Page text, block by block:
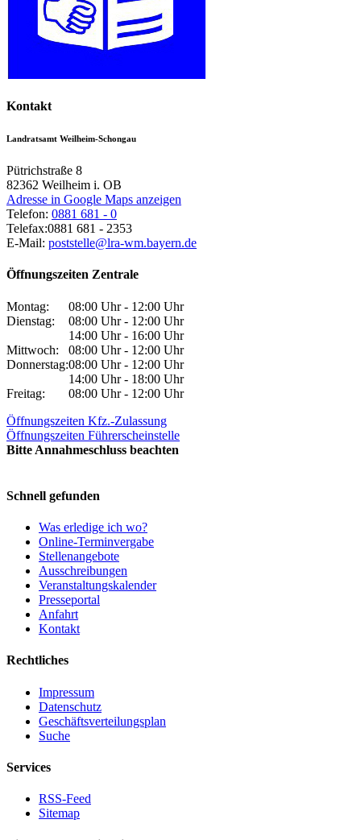
Kontakt
Landratsamt Weilheim-Schongau
Pütrichstraße 8
82362 Weilheim i. OB
Adresse in Google Maps anzeigen
Telefon: 0881 681 - 0
Telefax:0881 681 - 2353
E-Mail: poststelle@lra-wm.bayern.de
Öffnungszeiten Zentrale
Montag:
08:00 Uhr - 12:00 Uhr
Dienstag:
08:00 Uhr - 12:00 Uhr
14:00 Uhr - 16:00 Uhr
Mittwoch:
08:00 Uhr - 12:00 Uhr
Donnerstag:08:00 Uhr - 12:00 Uhr
14:00 Uhr - 18:00 Uhr
Freitag:
08:00 Uhr - 12:00 Uhr
Öffnungszeiten Kfz.-Zulassung
Öffnungszeiten Führerscheinstelle
Bitte Annahmeschluss beachten
Schnell gefunden
Was erledige ich wo?
Online-Terminvergabe
Stellenangebote
Ausschreibungen
Veranstaltungskalender
Presseportal
Anfahrt
Kontakt
Rechtliches
Impressum
Datenschutz
Geschäftsverteilungsplan
Suche
Services
RSS-Feed
Sitemap